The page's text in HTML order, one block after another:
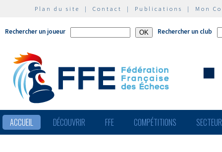
Plan du site | Contact | Publications | Mon
Rechercher un joueur Rechercher un club
ACCUEIL DÉCOUVRIR FFE COMPÉTITIONS